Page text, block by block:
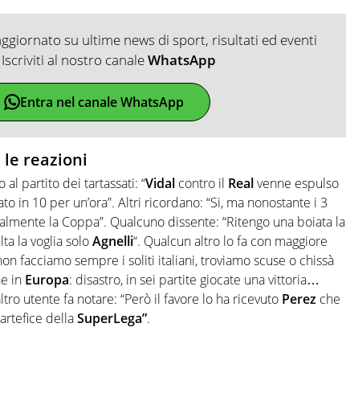
su ultime news di sport, risultati ed eventi
Iscriviti al nostro canaleWhatsApp
Entra nel canale WhatsApp
reazioni
al partito dei tartassati: “Vidal contro il Realvenne espulso
in 10 per un’ora”. Altri ricordano: “Si, ma nonostante i 3
la Coppa”. Qualcuno dissente: “Ritengo una boiata la
la voglia soloAgnelli“. Qualcun altro lo fa con maggiore
facciamo sempre i soliti italiani, troviamo scuse o chissà
in Europa: disastro, in sei partite giocate una vittoria…
utente fa notare: “Però il favore lo ha ricevuto Perez che
dellaSuperLega”.